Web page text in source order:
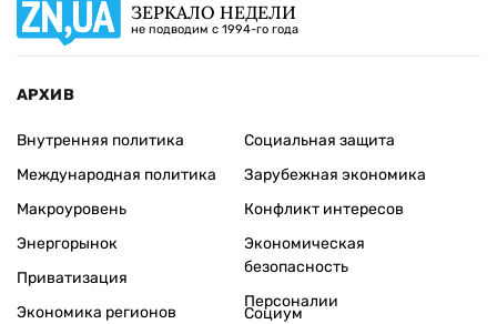
ЗЕРКАЛО НЕДЕЛИ
не подводим с 1994-го года
АРХИВ
Внутренняя политика
Международная политика
Макроуровень
Энергорынок
Приватизация
Экономика регионов
Социальная защита
Зарубежная экономика
Конфликт интересов
Экономическая
безопасность
Персоналии
Социум